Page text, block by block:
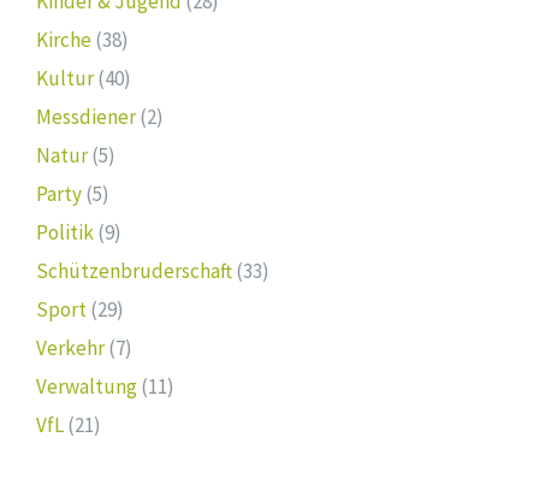
Kirche(38)
Kultur(40)
Messdiener(2)
Natur(5)
Party(5)
Politik(9)
Schützenbruderschaft(33)
Sport(29)
Verkehr(7)
Verwaltung(11)
VfL(21)